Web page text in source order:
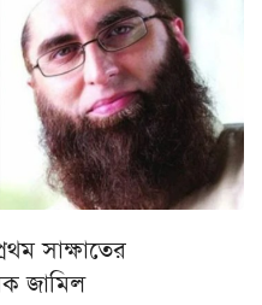
সাক্ষাতের
জামিল